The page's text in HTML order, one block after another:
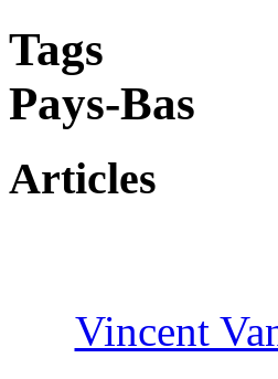
Tags
Pays-Bas
Articles
Vincent